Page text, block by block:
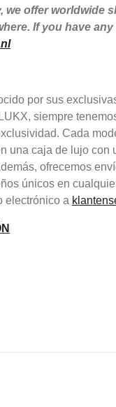
we offer worldwide
If you have
por sus
siempre
Cada
una caja de lujo con
ofrecemos
únicos en
electrónico a